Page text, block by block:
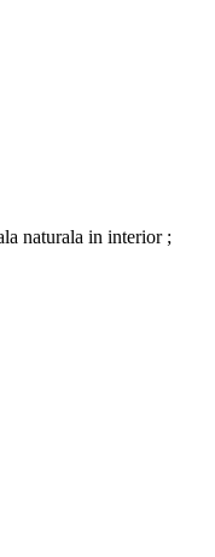
naturala in interior ;